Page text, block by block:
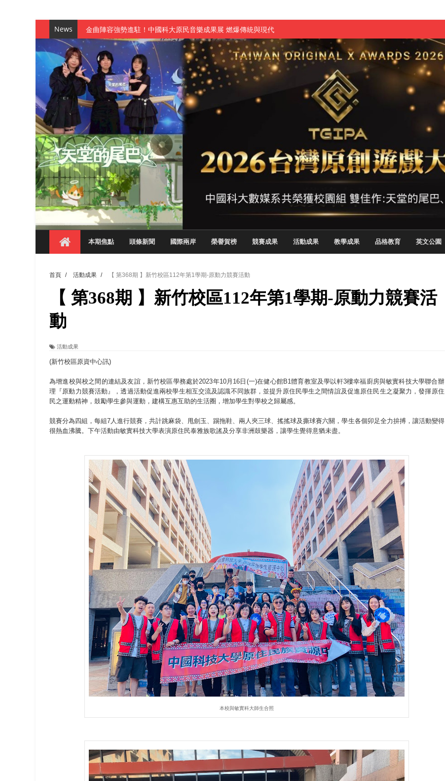
News
金曲陣容強勢進駐！中國科大原民音樂成果展 燃爆傳統與現代
數媒系《天堂的尾巴》、《礦影》勇奪台灣原創遊戲大賞雙佳作
師生攜手磨練一個月！觀管系榮獲天籟盃全國大專廣播詞競賽英文組佳作
一銀彭仁主中國科大開講 解密AI時代的金融轉型與數位正義
通識教育中心主辦「114學年度AI英文自我介紹比賽」成績出爐
數據後的溫度：財金系傑出校友共議「人文素養」 點亮智慧金融時代的跨域新局
森城建設股份有限公司捐贈 嘉惠行管系莘莘學子
產學合作新里程！財金系師生參訪中租控股 探索金融實習優勢
英文公園 315期
【 第404期 】影視系榮獲59屆美國休士頓國際影展最高榮譽白金獎
【 第404期 】你抓得到我嗎？數媒系VR新創遊戲抱回金點新秀獎
【 第404期 】數媒系《光影潛歷史》榮獲全國實務專題競賽第一名
【 第404期 】探索空間設計解方 室設系學子於 2026 TSID 提出具體舊建築再利用提案
【 第404期 】從創意到實踐 數媒系學生於技專校院電腦動畫競賽嶄露頭角
【 第404期 】此夏，向未來！ 中國科大新竹畢典青銀共學、逐夢啟航
領航AI創先例！ 數媒系錄音室獲「杜比全景聲」與「Wwise」雙認證
成人之美成就學生夢想 菁英學程陪伴財金系學生蛻變成金融新星
本期焦點 頭條新聞 國際兩岸 榮譽賀榜 競賽成果 活動成果 教學成果 品格教育 英文公園
首頁 / 活動成果 / 【 第368期 】新竹校區112年第1學期-原動力競賽活動
【 第368期 】新竹校區112年第1學期-原動力競賽活
動
活動成果
(新竹校區原資中心訊)
為增進校與校之間的連結及友誼，新竹校區學務處於2023年10月16日(一)在健心館B1體育教室及學以軒3樓幸福廚房與敏實科技大學聯合辦
理『原動力競賽活動』，透過活動促進兩校學生相互交流及認識不同族群，並提升原住民學生之間情誼及促進原住民生之凝聚力，發揮原住
民之運動精神，鼓勵學生參與運動，建構互惠互助的生活圈，增加學生對學校之歸屬感。
競賽分為四組，每組7人進行競賽，共計跳麻袋、甩劍玉、踢拖鞋、兩人夾三球、搖搖球及撕球賽六關，學生各個卯足全力拚搏，讓活動變得
很熱血沸騰。下午活動由敏實科技大學表演原住民泰雅族歌謠及分享非洲鼓樂器，讓學生覺得意猶未盡。
本校與敏實科大師生合照